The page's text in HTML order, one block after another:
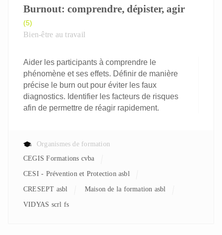
Burnout: comprendre, dépister, agir
(5)
Bien-être au travail
Aider les participants à comprendre le
phénomène et ses effets. Définir de manière
précise le burn out pour éviter les faux
diagnostics. Identifier les facteurs de risques
afin de permettre de réagir rapidement.
Organismes de formation
CEGIS Formations cvba
CESI - Prévention et Protection asbl
CRESEPT asbl Maison de la formation asbl
VIDYAS scrl fs